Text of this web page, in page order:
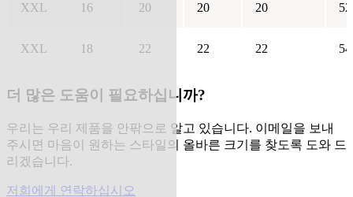
XXL 16 20 20 20 52
XXL 18 22 22 22 54
더 많은 도움이 필요하십니까?
우리는 우리 제품을 안팎으로 알고 있습니다. 이메일을 보내
주시면 마음이 원하는 스타일의 올바른 크기를 찾도록 도와 드
리겠습니다.
저희에게 연락하십시오